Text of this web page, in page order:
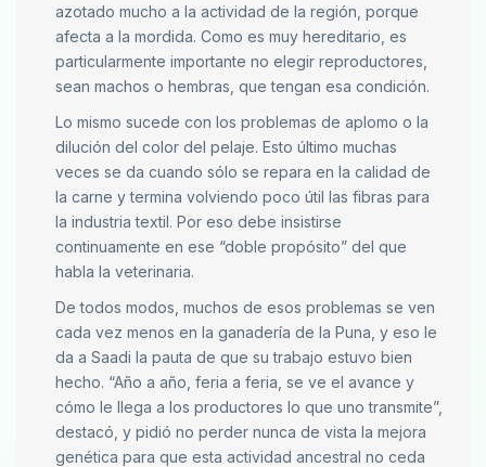
azotado mucho a la actividad de la región, porque
afecta a la mordida. Como es muy hereditario, es
particularmente importante no elegir reproductores,
sean machos o hembras, que tengan esa condición.
Lo mismo sucede con los problemas de aplomo o la
dilución del color del pelaje. Esto último muchas
veces se da cuando sólo se repara en la calidad de
la carne y termina volviendo poco útil las fibras para
la industria textil. Por eso debe insistirse
continuamente en ese “doble propósito” del que
habla la veterinaria.
De todos modos, muchos de esos problemas se ven
cada vez menos en la ganadería de la Puna, y eso le
da a Saadi la pauta de que su trabajo estuvo bien
hecho. “Año a año, feria a feria, se ve el avance y
cómo le llega a los productores lo que uno transmite”,
destacó, y pidió no perder nunca de vista la mejora
genética para que esta actividad ancestral no ceda